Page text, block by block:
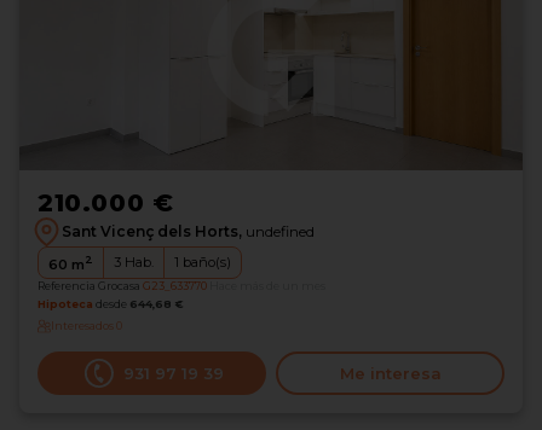
210.000 €
Sant Vicenç dels Horts, undefined
60 m2 3 Hab. 1 baño(s)
Referencia Grocasa G23_633770
Hipoteca desde 644,68 €
Interesados0
931 97 19 39 Me interesa